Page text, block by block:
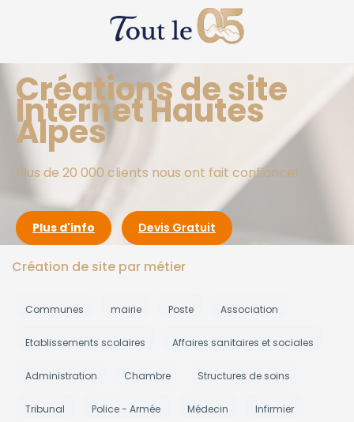
Créations de site
Internet Hautes
Alpes
Plus de 20 000 clients nous ont fait confiance!
Plus d'info Devis Gratuit
Création de site par métier
Communes mairie Poste Association
Etablissements scolaires Affaires sanitaires et sociales
Administration Chambre Structures de soins
Tribunal Police - Armée Médecin Infirmier